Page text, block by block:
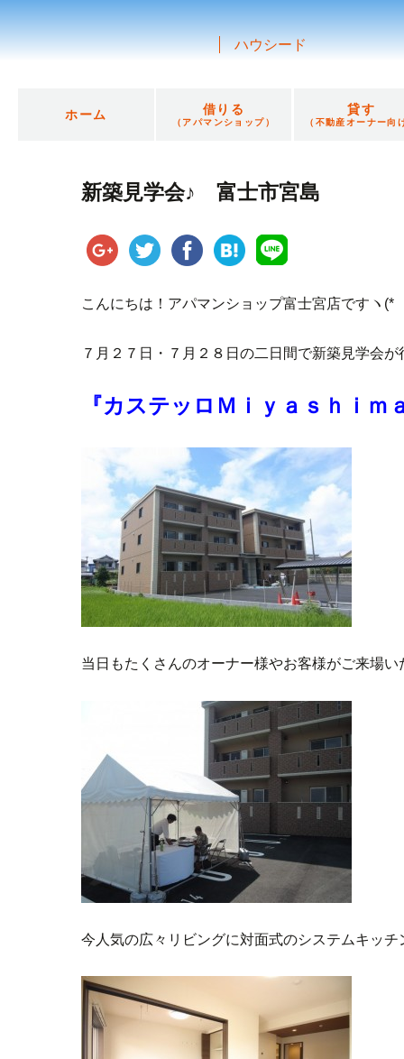
ハウシード
ホーム 借りる
（アパマンショップ）
貸す
（不動産オーナー向
新築見学会♪ 富士市宮島
こんにちは！アパマンショップ富士宮店ですヽ(*
７月２７日・７月２８日の二日間で新築見学会が
『カステッロＭｉｙａｓｈｉ
当日もたくさんのオーナー様やお客様がご来場い
今人気の広々リビングに対面式のシステムキッチ